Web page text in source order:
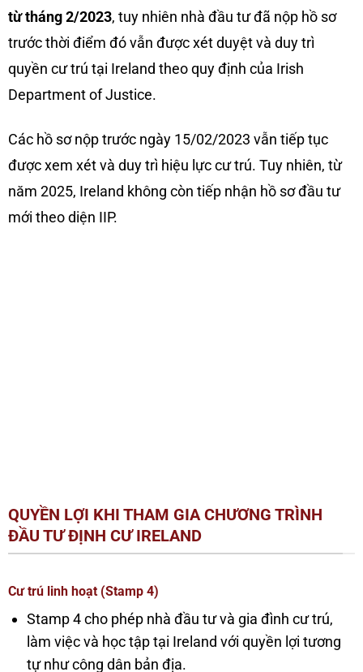
từ tháng 2/2023, tuy nhiên nhà đầu tư đã nộp hồ sơ
trước thời điểm đó vẫn được xét duyệt và duy trì
quyền cư trú tại Ireland theo quy định của Irish
Department of Justice.
Các hồ sơ nộp trước ngày 15/02/2023 vẫn tiếp tục
được xem xét và duy trì hiệu lực cư trú. Tuy nhiên, từ
năm 2025, Ireland không còn tiếp nhận hồ sơ đầu tư
mới theo diện IIP.
QUYỀN LỢI KHI THAM GIA CHƯƠNG TRÌNH
ĐẦU TƯ ĐỊNH CƯ IRELAND
Cư trú linh hoạt (Stamp 4)
Stamp 4 cho phép nhà đầu tư và gia đình cư trú,
làm việc và học tập tại Ireland với quyền lợi tương
tự như công dân bản địa.